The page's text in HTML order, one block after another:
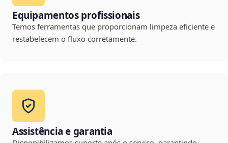
Equipamentos profissionais
Temos ferramentas que proporcionam limpeza eficiente e
restabelecem o fluxo corretamente.
Assistência e garantia